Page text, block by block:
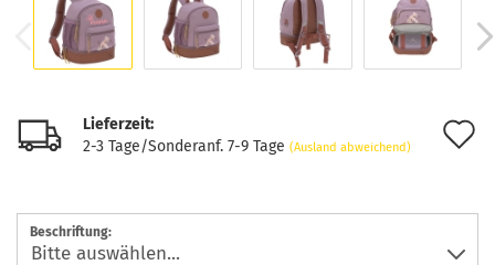
Lieferzeit:
2-3 Tage/Sonderanf. 7-9 Tage (Ausland abweichend)
Beschriftung: